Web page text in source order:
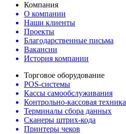
Компания
О компании
Наши клиенты
Проекты
Благодарственные письма
Вакансии
История компании
Торговое оборудование
POS-системы
Кассы самообслуживания
Контрольно-кассовая техника
Терминалы сбора данных
Сканеры штрих-кода
Принтеры чеков